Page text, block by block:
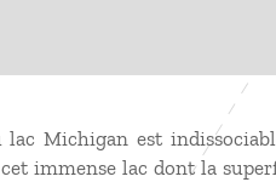
lac Michigan est
immense lac dont la